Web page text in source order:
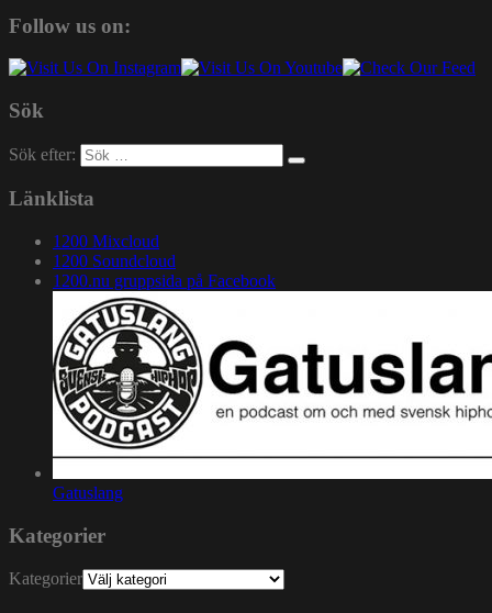
Follow us on:
Sök
Sök efter:
Länklista
1200 Mixcloud
1200 Soundcloud
1200.nu gruppsida på Facebook
Gatuslang
Kategorier
Kategorier